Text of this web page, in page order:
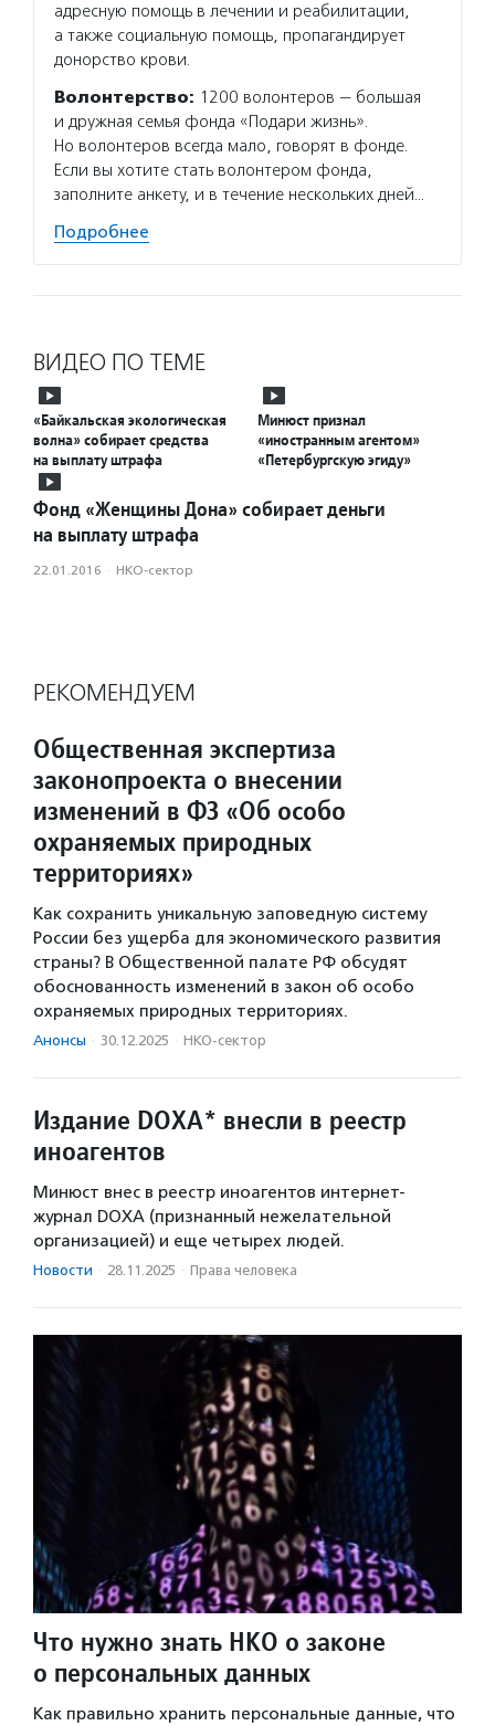
адресную помощь в лечении и реабилитации,
а также социальную помощь, пропагандирует
донорство крови.
Волонтерство: 1200 волонтеров — большая
и дружная семья фонда «Подари жизнь».
Но волонтеров всегда мало, говорят в фонде.
Если вы хотите стать волонтером фонда,
заполните анкету, и в течение нескольких дней…
Подробнее
ВИДЕО ПО ТЕМЕ
«Байкальская экологическая
волна» собирает средства
на выплату штрафа
Минюст признал
«иностранным агентом»
«Петербургскую эгиду»
Фонд «Женщины Дона» собирает деньги
на выплату штрафа
22.01.2016 · НКО-сектор
РЕКОМЕНДУЕМ
Общественная экспертиза
законопроекта о внесении
изменений в ФЗ «Об особо
охраняемых природных
территориях»
Как сохранить уникальную заповедную систему
России без ущерба для экономического развития
страны? В Общественной палате РФ обсудят
обоснованность изменений в закон об особо
охраняемых природных территориях.
Анонсы · 30.12.2025 · НКО-сектор
Издание DOXA* внесли в реестр
иноагентов
Минюст внес в реестр иноагентов интернет-
журнал DOXA (признанный нежелательной
организацией) и еще четырех людей.
Новости · 28.11.2025 · Права человека
Что нужно знать НКО о законе
о персональных данных
Как правильно хранить персональные данные, что